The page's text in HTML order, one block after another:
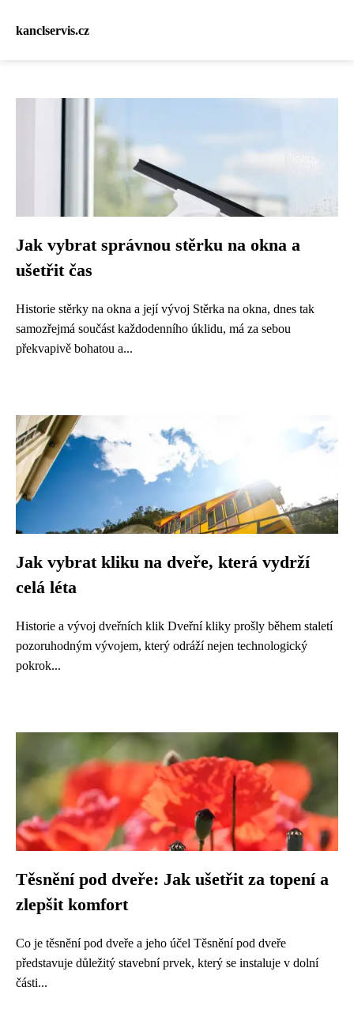
kanclservis.cz
Jak vybrat správnou stěrku na okna a
ušetřit čas
Historie stěrky na okna a její vývoj Stěrka na okna, dnes tak
samozřejmá součást každodenního úklidu, má za sebou
překvapivě bohatou a...
Jak vybrat kliku na dveře, která vydrží
celá léta
Historie a vývoj dveřních klik Dveřní kliky prošly během staletí
pozoruhodným vývojem, který odráží nejen technologický
pokrok...
Těsnění pod dveře: Jak ušetřit za topení a
zlepšit komfort
Co je těsnění pod dveře a jeho účel Těsnění pod dveře
představuje důležitý stavební prvek, který se instaluje v dolní
části...